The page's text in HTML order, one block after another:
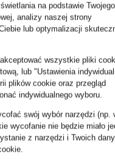
&
na podstawie Twojego
analizy naszej strony
lub optymalizacji
wszystkie pliki
lub "Ustawienia
plików cookie oraz przegląd
indywidualnego wyboru.
swój wybór narzędzi (np.
wycofanie nie będzie miało
z narzędzi i Twoich
.